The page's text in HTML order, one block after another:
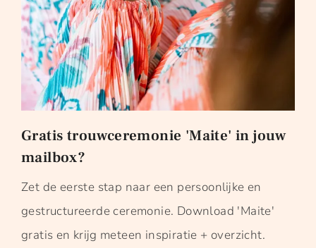
Gratis trouwceremonie 'Maite' in jouw
mailbox?
Zet de eerste stap naar een persoonlijke en
gestructureerde ceremonie. Download 'Maite'
gratis en krijg meteen inspiratie + overzicht.